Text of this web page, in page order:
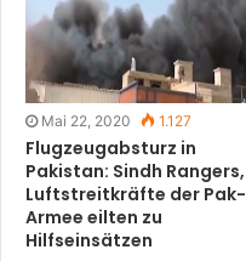
Mai 22, 2020 1.127
Flugzeugabsturz in
Pakistan: Sindh Rangers,
Luftstreitkräfte der Pak-
Armee eilten zu
Hilfseinsätzen